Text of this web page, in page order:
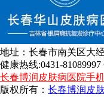
地址：长春市南关区大
健康热线:0431-
长春博润皮肤病医院手
版权所有： 长春博润皮